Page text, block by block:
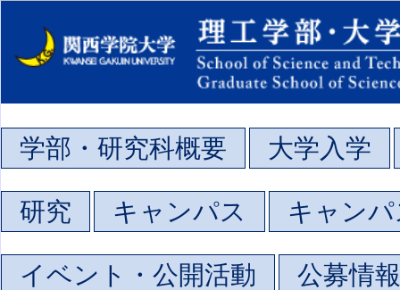
学部・研究科概要 大学入学
研究 キャンパス キャン
イベント・公開活動 公募情報